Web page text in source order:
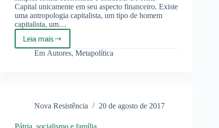
Capital unicamente em seu aspecto financeiro. Existe
uma antropologia capitalista, um tipo de homem
capitalista, um…
Leia mais
Alain
De
um
de
Em Autores,Metapolítica
Nova Resistência 20 de agosto de 2017